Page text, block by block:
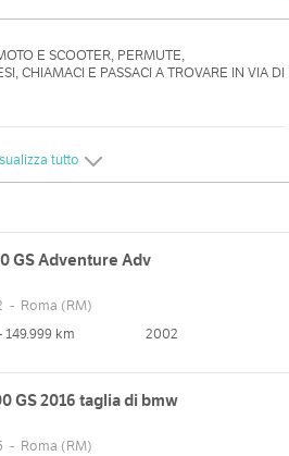
E SCOOTER, PERMUTE,
CHIAMACI E PASSACI A TROVARE IN VIA DI
tutto
GS Adventure Adv
- Roma (RM)
km
2002
GS 2016 taglia di bmw
- Roma (RM)